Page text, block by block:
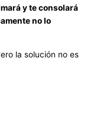
y te consolará
no lo
la solución no es